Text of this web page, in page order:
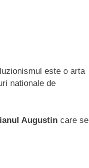
este o arta
nationale de
Augustin care se